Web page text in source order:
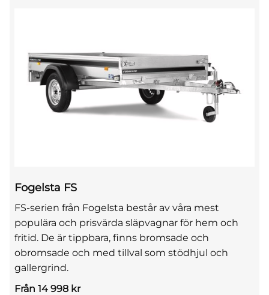
Fogelsta FS
FS-serien från Fogelsta består av våra mest
populära och prisvärda släpvagnar för hem och
fritid. De är tippbara, finns bromsade och
obromsade och med tillval som stödhjul och
gallergrind.
Från 14 998 kr